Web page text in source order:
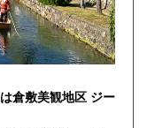
倉敷美観地区 ジー